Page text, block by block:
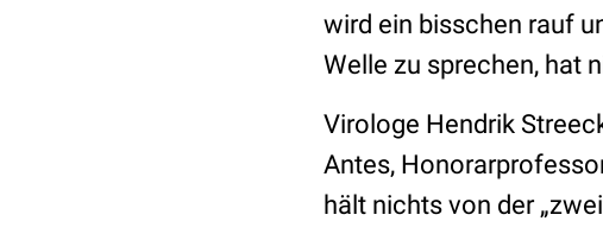
wird ein bisschen rauf
Welle zu sprechen, hat
Virologe Hendrik
Antes,
hält nichts von der